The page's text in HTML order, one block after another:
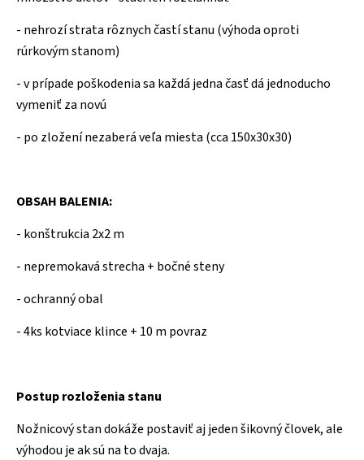
- nehrozí strata rôznych častí stanu (výhoda oproti
rúrkovým stanom)
- v prípade poškodenia sa každá jedna časť dá jednoducho
vymeniť za novú
- po zložení nezaberá veľa miesta (cca 150x30x30)
OBSAH BALENIA:
- konštrukcia 2x2 m
- nepremokavá strecha + bočné steny
- ochranný obal
- 4ks kotviace klince + 10 m povraz
Postup rozloženia stanu
Nožnicový stan dokáže postaviť aj jeden šikovný človek, ale
výhodou je ak sú na to dvaja.